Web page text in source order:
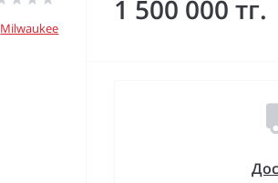
Milwaukee
1 500 000 тг.